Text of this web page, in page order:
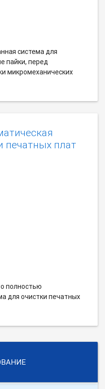
система для
пайки, перед
микромеханических
печатных плат
полностью
для очистки печатных